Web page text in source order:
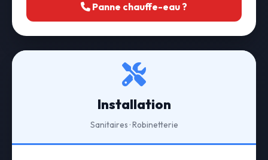
Panne chauffe-eau ?
Installation
Sanitaires · Robinetterie